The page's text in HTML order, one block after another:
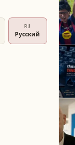
RU
Русский